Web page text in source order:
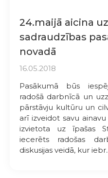
24.maijā aicina
sadraudzības
novadā
16.05.2018
Pasākumā būs
radošā darbnīcā un
pārstāvju kultūru un
arī izveidot savu
izvietota uz īpašas
iecerēts radošas
diskusijas veidā, kur